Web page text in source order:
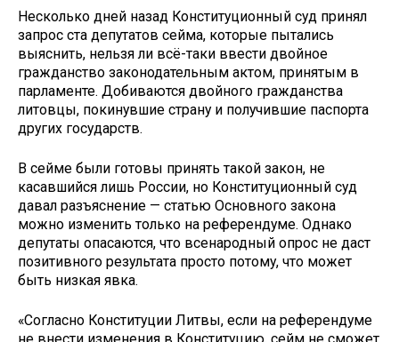
Несколько дней назад Конституционный суд принял
запрос ста депутатов сейма, которые пытались
выяснить, нельзя ли всё-таки ввести двойное
гражданство законодательным актом, принятым в
парламенте. Добиваются двойного гражданства
литовцы, покинувшие страну и получившие паспорта
других государств.
В сейме были готовы принять такой закон, не
касавшийся лишь России, но Конституционный суд
давал разъяснение — статью Основного закона
можно изменить только на референдуме. Однако
депутаты опасаются, что всенародный опрос не даст
позитивного результата просто потому, что может
быть низкая явка.
«Согласно Конституции Литвы, если на референдуме